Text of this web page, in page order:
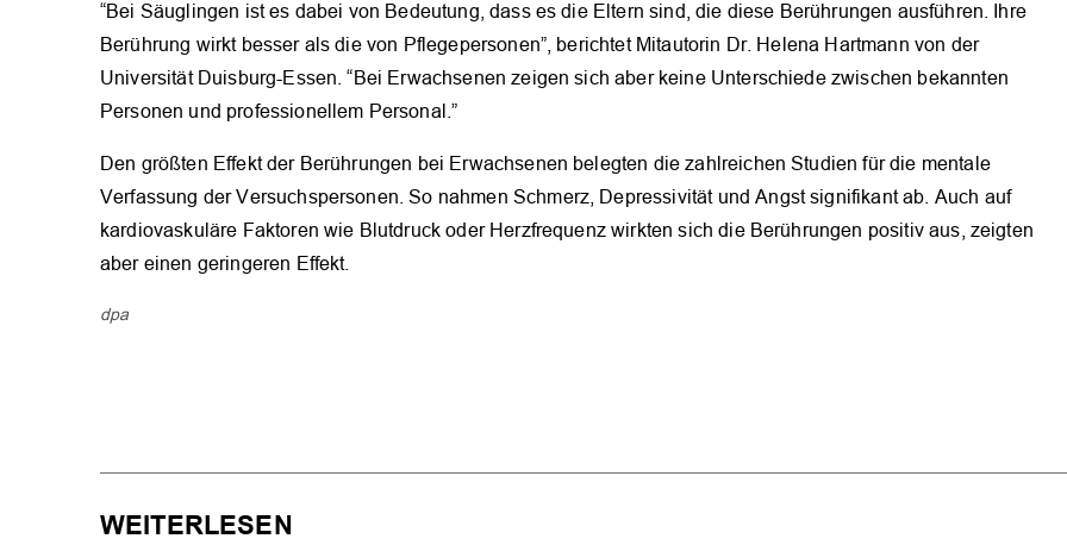
“Bei Säuglingen ist es dabei von Bedeutung, dass es die Eltern sind, die diese Berührungen ausführen. Ihre
Berührung wirkt besser als die von Pflegepersonen”, berichtet Mitautorin Dr. Helena Hartmann von der
Universität Duisburg-Essen. “Bei Erwachsenen zeigen sich aber keine Unterschiede zwischen bekannten
Personen und professionellem Personal.”
Den größten Effekt der Berührungen bei Erwachsenen belegten die zahlreichen Studien für die mentale
Verfassung der Versuchspersonen. So nahmen Schmerz, Depressivität und Angst signifikant ab. Auch auf
kardiovaskuläre Faktoren wie Blutdruck oder Herzfrequenz wirkten sich die Berührungen positiv aus, zeigten
aber einen geringeren Effekt.
dpa
WEITERLESEN